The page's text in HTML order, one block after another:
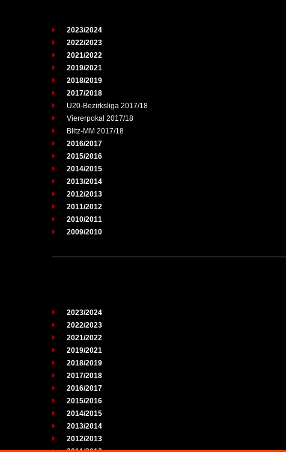
2023/2024
2022/2023
2021/2022
2019/2021
2018/2019
2017/2018
U20-Bezirksliga 2017/18
Viererpokal 2017/18
Blitz-MM 2017/18
2016/2017
2015/2016
2014/2015
2013/2014
2012/2013
2011/2012
2010/2011
2009/2010
2023/2024
2022/2023
2021/2022
2019/2021
2018/2019
2017/2018
2016/2017
2015/2016
2014/2015
2013/2014
2012/2013